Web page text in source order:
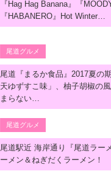
『Hag Hag Banana』『
『HABANERO』Hot Winter…
尾道グルメ
尾道『まるか食品』2017夏の
天ゆずすこ味」、柚子胡椒の
まらない…
尾道グルメ
尾道駅近 海岸通り『尾道ラー
ーメン＆ねぎだくラーメン！